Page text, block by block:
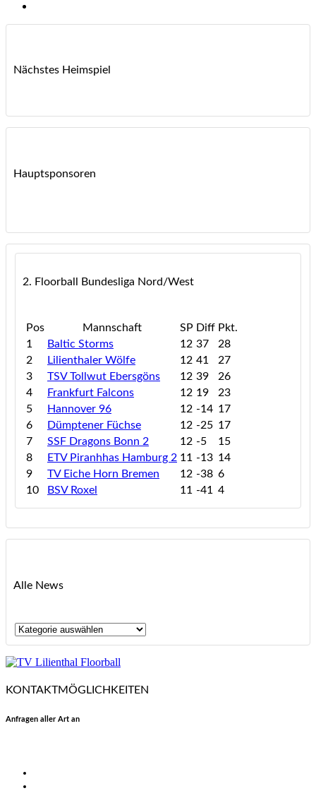
Nächstes Heimspiel
Hauptsponsoren
2. Floorball Bundesliga Nord/West
Pos Mannschaft SP Diff Pkt.
1
Baltic Storms 12 37
28
2
Lilienthaler Wölfe 12 41
27
3
TSV Tollwut Ebersgöns 12 39
26
4
Frankfurt Falcons 12 19
23
5
Hannover 96 12 -14 17
6
Dümptener Füchse 12 -25 17
7
SSF Dragons Bonn 2 12 -5
15
8
ETV Piranhhas Hamburg 2 11 -13 14
9
TV Eiche Horn Bremen 12 -38 6
10
BSV Roxel 11 -41 4
Alle News
Alle
KONTAKTMÖGLICHKEITEN
Anfragen aller Art an